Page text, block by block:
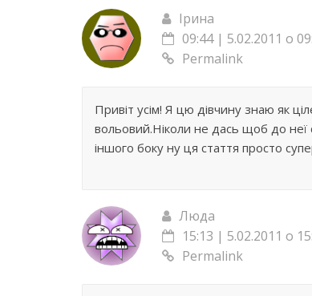
Ірина
09:44 | 5.02.2011 о
Permalink
Привіт усім! Я цю дівчину знаю як
вольовий.Ніколи не дась щоб до
іншого боку ну ця стаття просто
Люда
15:13 | 5.02.2011 о
Permalink